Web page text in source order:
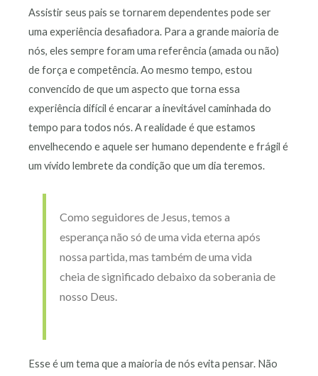
Assistir seus pais se tornarem dependentes pode ser
uma experiência desafiadora. Para a grande maioria de
nós, eles sempre foram uma referência (amada ou não)
de força e competência. Ao mesmo tempo, estou
convencido de que um aspecto que torna essa
experiência difícil é encarar a inevitável caminhada do
tempo para todos nós. A realidade é que estamos
envelhecendo e aquele ser humano dependente e frágil é
um vívido lembrete da condição que um dia teremos.
Como seguidores de Jesus, temos a
esperança não só de uma vida eterna após
nossa partida, mas também de uma vida
cheia de significado debaixo da soberania de
nosso Deus.
Esse é um tema que a maioria de nós evita pensar. Não